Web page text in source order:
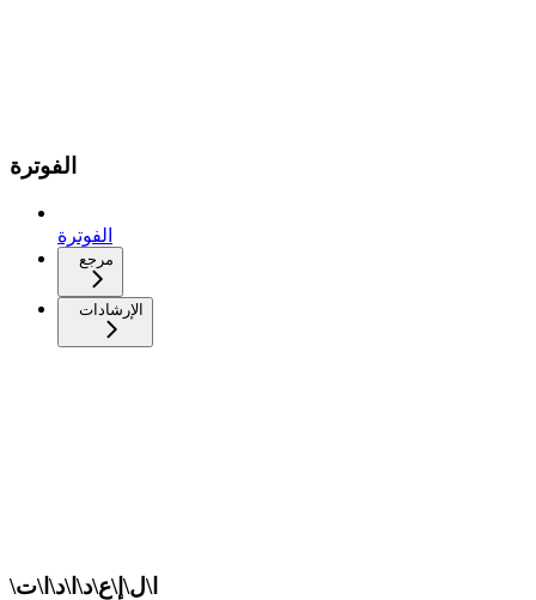
الفوترة
الفوترة
مرجع
الإرشادات
\ا\ل\إ\ع\د\ا\د\ا\ت